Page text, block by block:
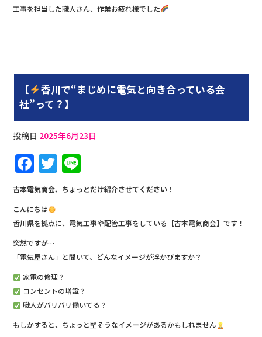
工事を担当した職人さん、作業お疲れ様でした
【
香川で“まじめに電気と向き合っている会
社”って？】
投稿日 2025年6月23日
F
a
c
e
b
o
o
k
T
w
it
te
n
e
吉本電気商会、ちょっとだけ紹介させてください！
こんにちは
香川県を拠点に、電気工事や配管工事をしている【吉本電気商会】です！
突然ですが…
「電気屋さん」と聞いて、どんなイメージが浮かびますか？
家電の修理？
コンセントの増設？
職人がバリバリ働いてる？
もしかすると、ちょっと堅そうなイメージがあるかもしれません